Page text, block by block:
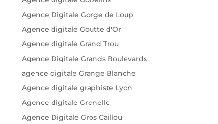
Agence Digitale Gorge de Loup
Agence digitale Goutte d'Or
Agence digitale Grand Trou
Agence Digitale Grands Boulevards
agence digitale Grange Blanche
Agence digitale graphiste Lyon
Agence digitale Grenelle
Agence Digitale Gros Caillou